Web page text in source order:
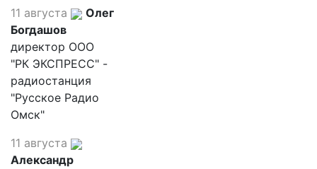
11 августа
Олег
Богдашов
директор ООО
"РК ЭКСПРЕСС" -
радиостанция
"Русское Радио
Омск"
11 августа
Александр